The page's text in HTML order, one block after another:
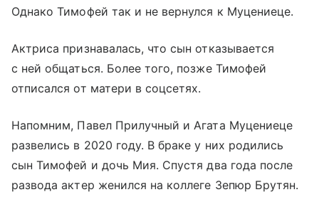
Однако Тимофей так и не вернулся к Муцениеце.
Актриса признавалась, что сын отказывается
с ней общаться. Более того, позже Тимофей
отписался от матери в соцсетях.
Напомним, Павел Прилучный и Агата Муцениеце
развелись в 2020 году. В браке у них родились
сын Тимофей и дочь Мия. Спустя два года после
развода актер женился на коллеге Зепюр Брутян.